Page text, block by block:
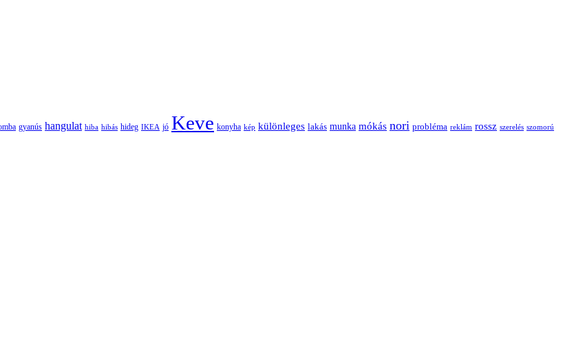
gyanús hangulat hiba hibás hideg IKEA jó Keve konyha kép különleges lakás munka mókás nori probléma reklám rossz szerelés szomorú